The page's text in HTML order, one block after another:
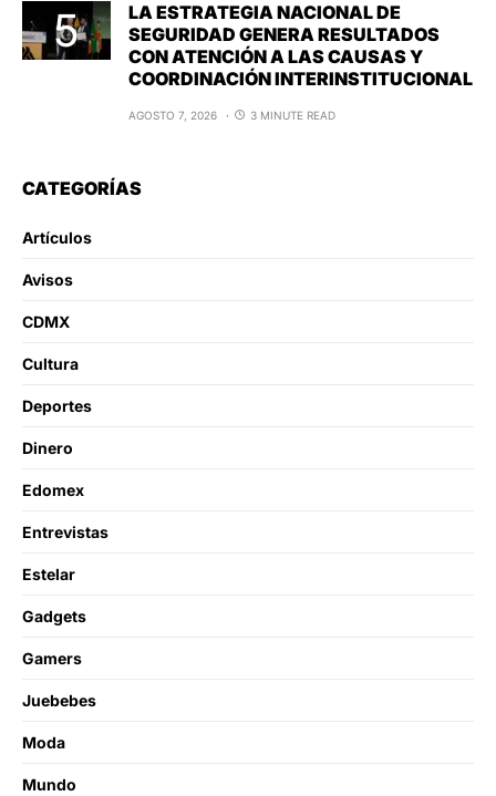
LA ESTRATEGIA NACIONAL DE
SEGURIDAD GENERA RESULTADOS
CON ATENCIÓN A LAS CAUSAS Y
COORDINACIÓN INTERINSTITUCIONAL
AGOSTO 7, 2026 3 MINUTE READ
CATEGORÍAS
Artículos
Avisos
CDMX
Cultura
Deportes
Dinero
Edomex
Entrevistas
Estelar
Gadgets
Gamers
Juebebes
Moda
Mundo